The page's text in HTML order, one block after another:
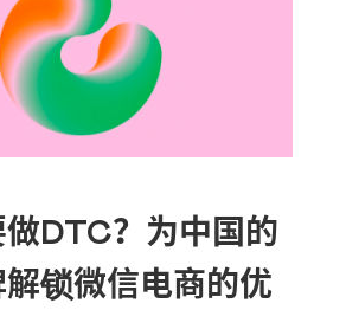
DTC？为中国的
锁微信电商的优